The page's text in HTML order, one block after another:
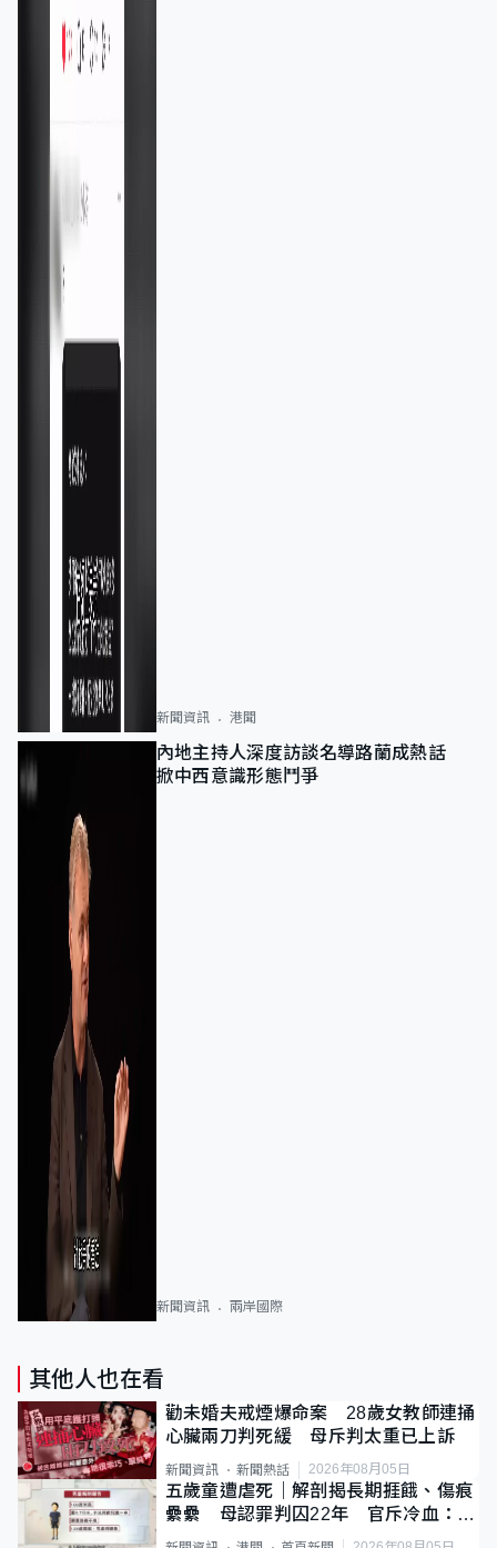
新聞資訊 港聞
內地主持人深度訪談名導路蘭成熱話
掀中西意識形態鬥爭
新聞資訊 兩岸國際
其他人也在看
勸未婚夫戒煙爆命案 28歲女教師連捅
心臟兩刀判死緩 母斥判太重已上訴
新聞資訊 新聞熱話 2026年08月05日
五歲童遭虐死｜解剖揭長期捱餓、傷痕
纍纍 母認罪判囚22年 官斥冷血：同
類案最惡劣